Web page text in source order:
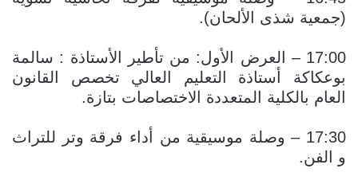
(جمعية شذى الألحان).
17:00 – العرض الأول: من تأطير الأستاذة : سالمة
بوعكاكة أستاذة التعليم العالي تخصص القانون
العام بالكلية المتعددة الاختصاصات بتازة.
17:30 – وصلة موسيقية من أداء فرقة وتر للتراث
و الفن.